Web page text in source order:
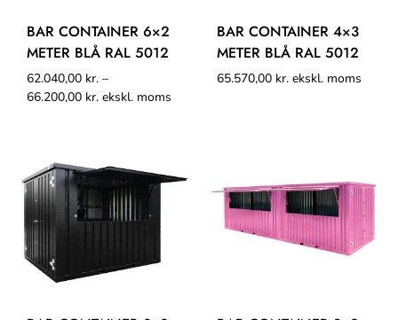
BAR CONTAINER 6×2
METER BLÅ RAL 5012
62.040,00 kr. –
66.200,00 kr. ekskl. moms
BAR CONTAINER 4×3
METER BLÅ RAL 5012
65.570,00 kr. ekskl. moms